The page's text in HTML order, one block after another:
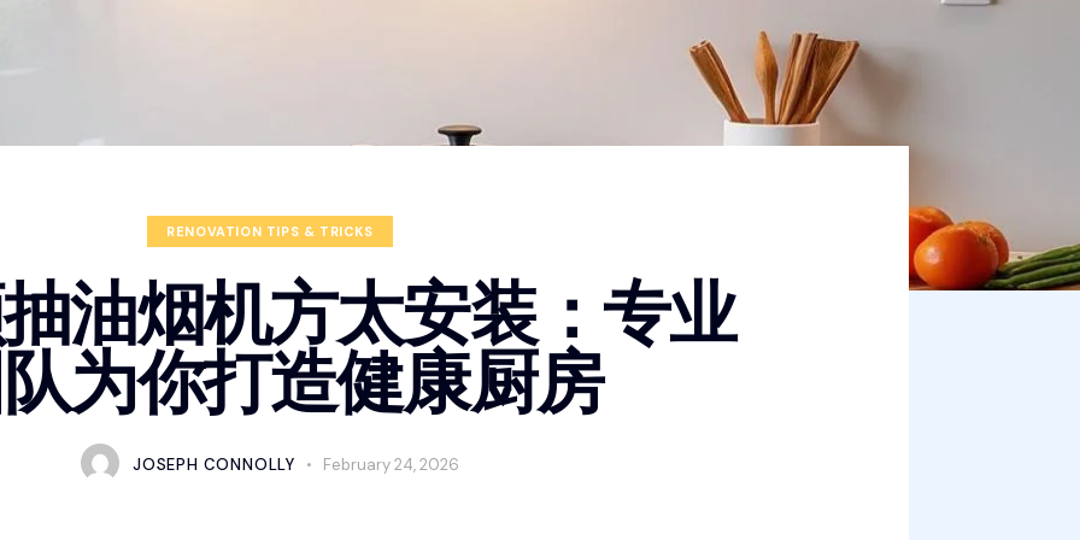
RENOVATION TIPS & TRICKS
油烟机方太安装：专业
为你打造健康厨房
JOSEPH CONNOLLY February 24, 2026